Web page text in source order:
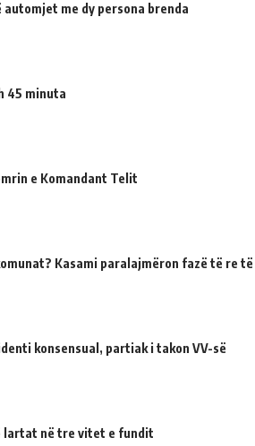
me dy persona brenda
45 minuta
e Komandant Telit
Kasami paralajmëron fazë të re të
konsensual, partiak i takon VV-së
lartat në tre vitet e fundit